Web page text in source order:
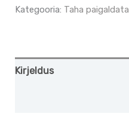
Kategooria: Taha
Kirjeldus